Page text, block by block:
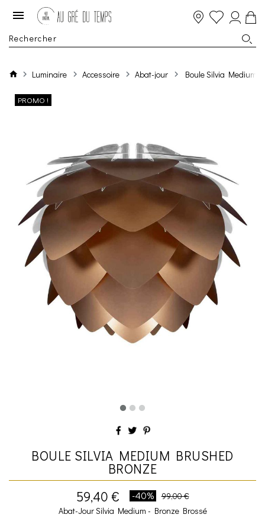
Luminaire Accessoire Abat-jour Boule Silvia Medium
PROMO !
BOULE SILVIA MEDIUM BRUSHED
BRONZE
59,40 €
-40%
99,00 €
Abat-Jour Silvia Medium - Bronze Brossé